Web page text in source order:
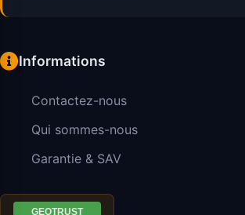
Informations
Contactez-nous
Qui sommes-nous
Garantie & SAV